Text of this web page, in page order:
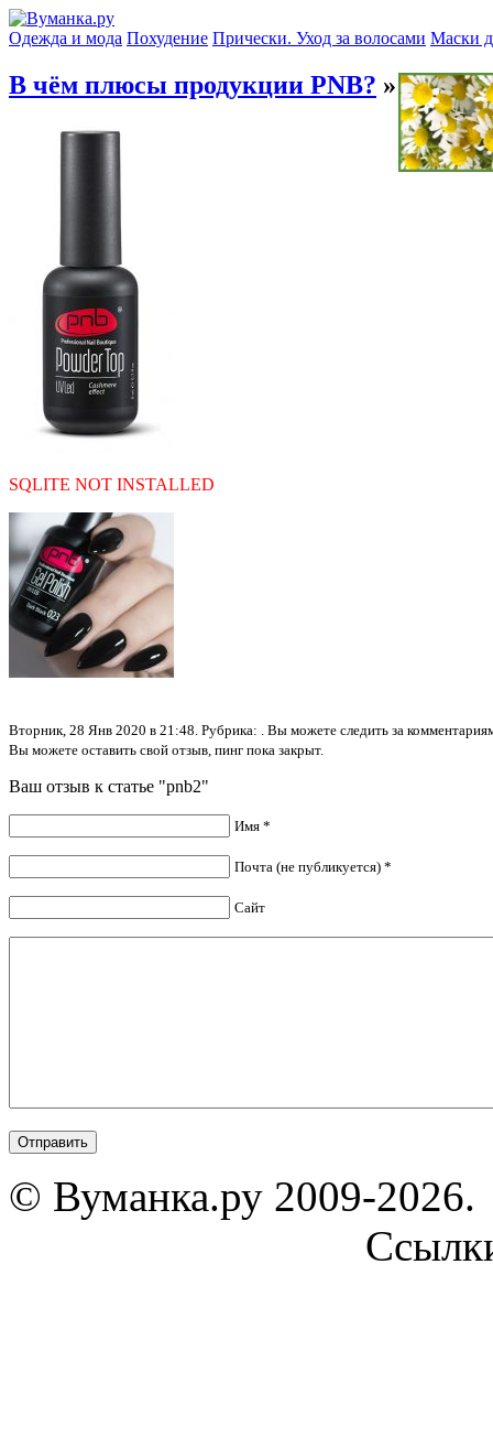
Одежда и мода Похудение Прически. Уход за волосами Маски
В чём плюсы продукции PNB? » pnb2
SQLITE NOT INSTALLED
Вторник, 28 Янв 2020 в 21:48. Рубрика: . Вы можете следить за
Вы можете оставить свой отзыв, пинг пока закрыт.
Ваш отзыв к статье "pnb2"
Имя *
Почта (не публикуется) *
Сайт
© Вуманка.ру 2009-2026.